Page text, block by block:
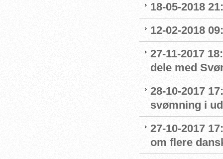
18-05-2018
12-02-2018
27-11-2017
dele med
28-10-2017
svømning i
27-10-2017
om flere